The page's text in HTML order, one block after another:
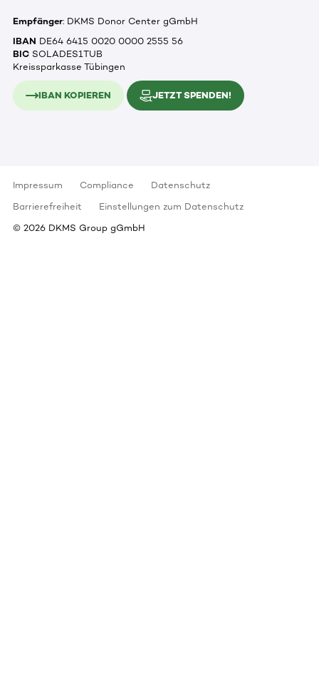
Empfänger: DKMS Donor Center gGmbH
IBAN DE64 6415 0020 0000 2555 56
BIC SOLADES1TUB
Kreissparkasse Tübingen
IBAN KOPIEREN JETZT SPENDEN!
Impressum Compliance
Datenschutz
Barrierefreiheit
Einstellungen zum Datenschutz
© 2026 DKMS Group gGmbH